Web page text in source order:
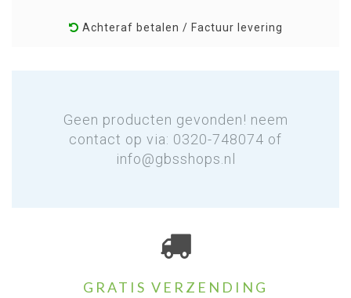
Achteraf betalen / Factuur levering
Geen producten gevonden! neem
contact op via: 0320-748074 of
info@gbsshops.nl
GRATIS VERZENDING